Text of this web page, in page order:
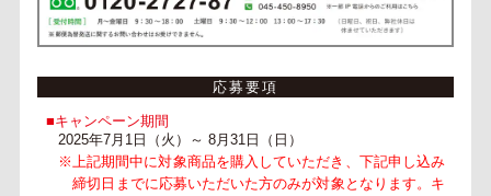
応募要項
■キャンペーン期間
2025年7月1日（火）～ 8月31日（日）
※上記期間中に対象商品を購入していただき、下記申し込み
締切日までに応募いただいた方のみが対象となります。キ